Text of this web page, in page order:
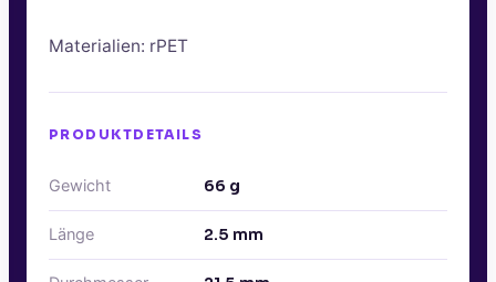
Materialien: rPET
PRODUKTDETAILS
Gewicht 66 g
Länge 2.5 mm